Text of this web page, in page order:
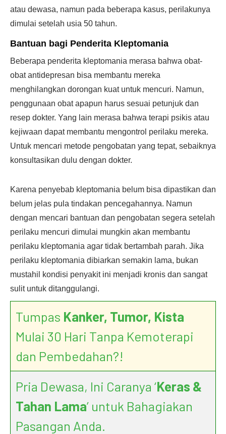
atau dewasa, namun pada beberapa kasus, perilakunya
dimulai setelah usia 50 tahun.
Bantuan bagi Penderita Kleptomania
Beberapa penderita kleptomania merasa bahwa obat-
obat antidepresan bisa membantu mereka
menghilangkan dorongan kuat untuk mencuri. Namun,
penggunaan obat apapun harus sesuai petunjuk dan
resep dokter. Yang lain merasa bahwa terapi psikis atau
kejiwaan dapat membantu mengontrol perilaku mereka.
Untuk mencari metode pengobatan yang tepat, sebaiknya
konsultasikan dulu dengan dokter.
Karena penyebab kleptomania belum bisa dipastikan dan
belum jelas pula tindakan pencegahannya. Namun
dengan mencari bantuan dan pengobatan segera setelah
perilaku mencuri dimulai mungkin akan membantu
perilaku kleptomania agar tidak bertambah parah. Jika
perilaku kleptomania dibiarkan semakin lama, bukan
mustahil kondisi penyakit ini menjadi kronis dan sangat
sulit untuk ditanggulangi.
Tumpas Kanker, Tumor, Kista
Mulai 30 Hari Tanpa Kemoterapi
dan Pembedahan?!
Pria Dewasa, Ini Caranya ‘Keras &
Tahan Lama’ untuk Bahagiakan
Pasangan Anda.